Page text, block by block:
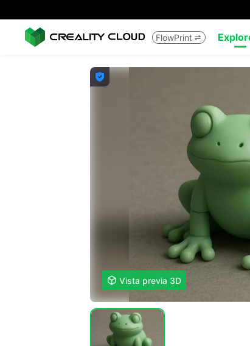
FlowPrint 

 Vista previa 3D